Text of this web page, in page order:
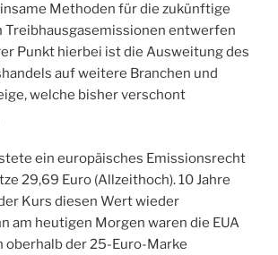
Methoden für die zukünftige
Treibhausgasemissionen entwerfen
Punkt hierbei ist die Ausweitung des
auf weitere Branchen und
welche bisher verschont
ein europäisches Emissionsrecht
29,69 Euro (Allzeithoch). 10 Jahre
Kurs diesen Wert wieder
am heutigen Morgen waren die EUA
oberhalb der 25-Euro-Marke